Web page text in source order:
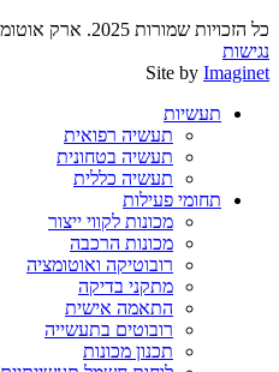
כל הזכויות שמורות 2025. ארק אוטומציה
נגישות
Site by Imaginet
תעשיות
תעשיה רפואית
תעשיה בטחונית
תעשיה כללית
תחומי פעילות
מכונות לקווי ייצור
מכונות הרכבה
רובוטיקה ואוטומציה
מתקני בדיקה
התאמה אישית
רובוטים בתעשייה
תכנון מכונות